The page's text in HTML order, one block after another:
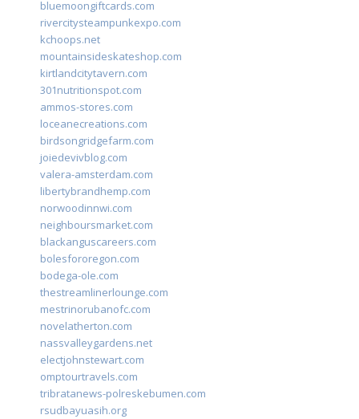
bluemoongiftcards.com
rivercitysteampunkexpo.com
kchoops.net
mountainsideskateshop.com
kirtlandcitytavern.com
301nutritionspot.com
ammos-stores.com
loceanecreations.com
birdsongridgefarm.com
joiedevivblog.com
valera-amsterdam.com
libertybrandhemp.com
norwoodinnwi.com
neighboursmarket.com
blackanguscareers.com
bolesfororegon.com
bodega-ole.com
thestreamlinerlounge.com
mestrinorubanofc.com
novelatherton.com
nassvalleygardens.net
electjohnstewart.com
omptourtravels.com
tribratanews-polreskebumen.com
rsudbayuasih.org